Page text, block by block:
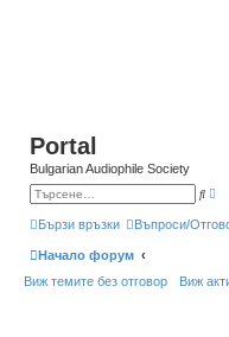
Portal
Bulgarian Audiophile Society
Т
с ш
н
Бързи връзки Въпроси/
Начало форум
Виж темите без отговор
Виж